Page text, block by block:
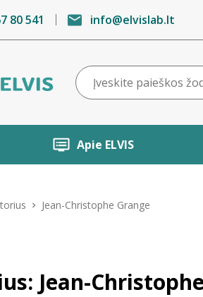
80 541 info@elvislab.lt
Apie ELVIS
Jean-Christophe Grange
Jean-